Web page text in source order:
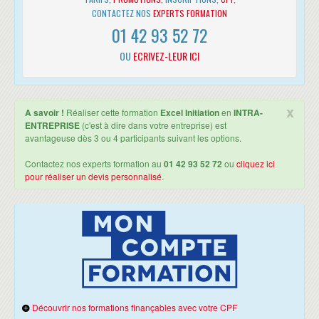
UTILISER LES FILTRES POUR EXTRAIRE DES DONNÉES
Extraire des données en appliquant un filtre automatique
selon deux critères maximum
Filtrer suivant le champ qui est déclaré (numérique, texte, date)
CRÉER DES GRAPHIQUES ADAPTÉS AUX DONNÉES
des tableaux
Comparer des résultats en créant un histogramme
Visualiser une répartition avec un graphique en secteur
AMÉLIORER LA MISE EN FORME D'UN GRAPHIQUE
Modifier les couleurs
Insérer une image dans le graphique
AMÉLIORER LA LISIBILITÉ DES DONNÉES D'UN GRAPHIQUE
Insérer des titres
CONTACTEZ NOS EXPERTS FORMATION
01 42 93 52 72
OU ECRIVEZ-LEUR ICI
x
A savoir ! Réaliser cette formation Excel Initiationen INTRA-
ENTREPRISE (c'est à dire dans votre entreprise) est
avantageuse dès 3 ou 4 participants suivant les options.
Contactez nos experts formation au 01 42 93 52 72 ou cliquez ici
pour réaliser un devis personnalisé.
Découvrir nos formations finançables avec votre CPF